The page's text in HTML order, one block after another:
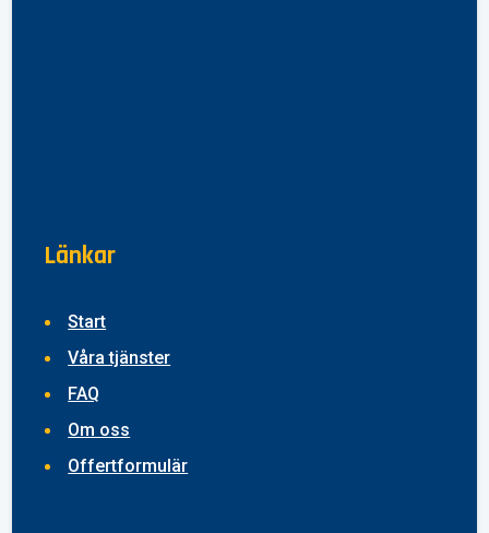
Länkar
Start
Våra tjänster
FAQ
Om oss
Offertformulär